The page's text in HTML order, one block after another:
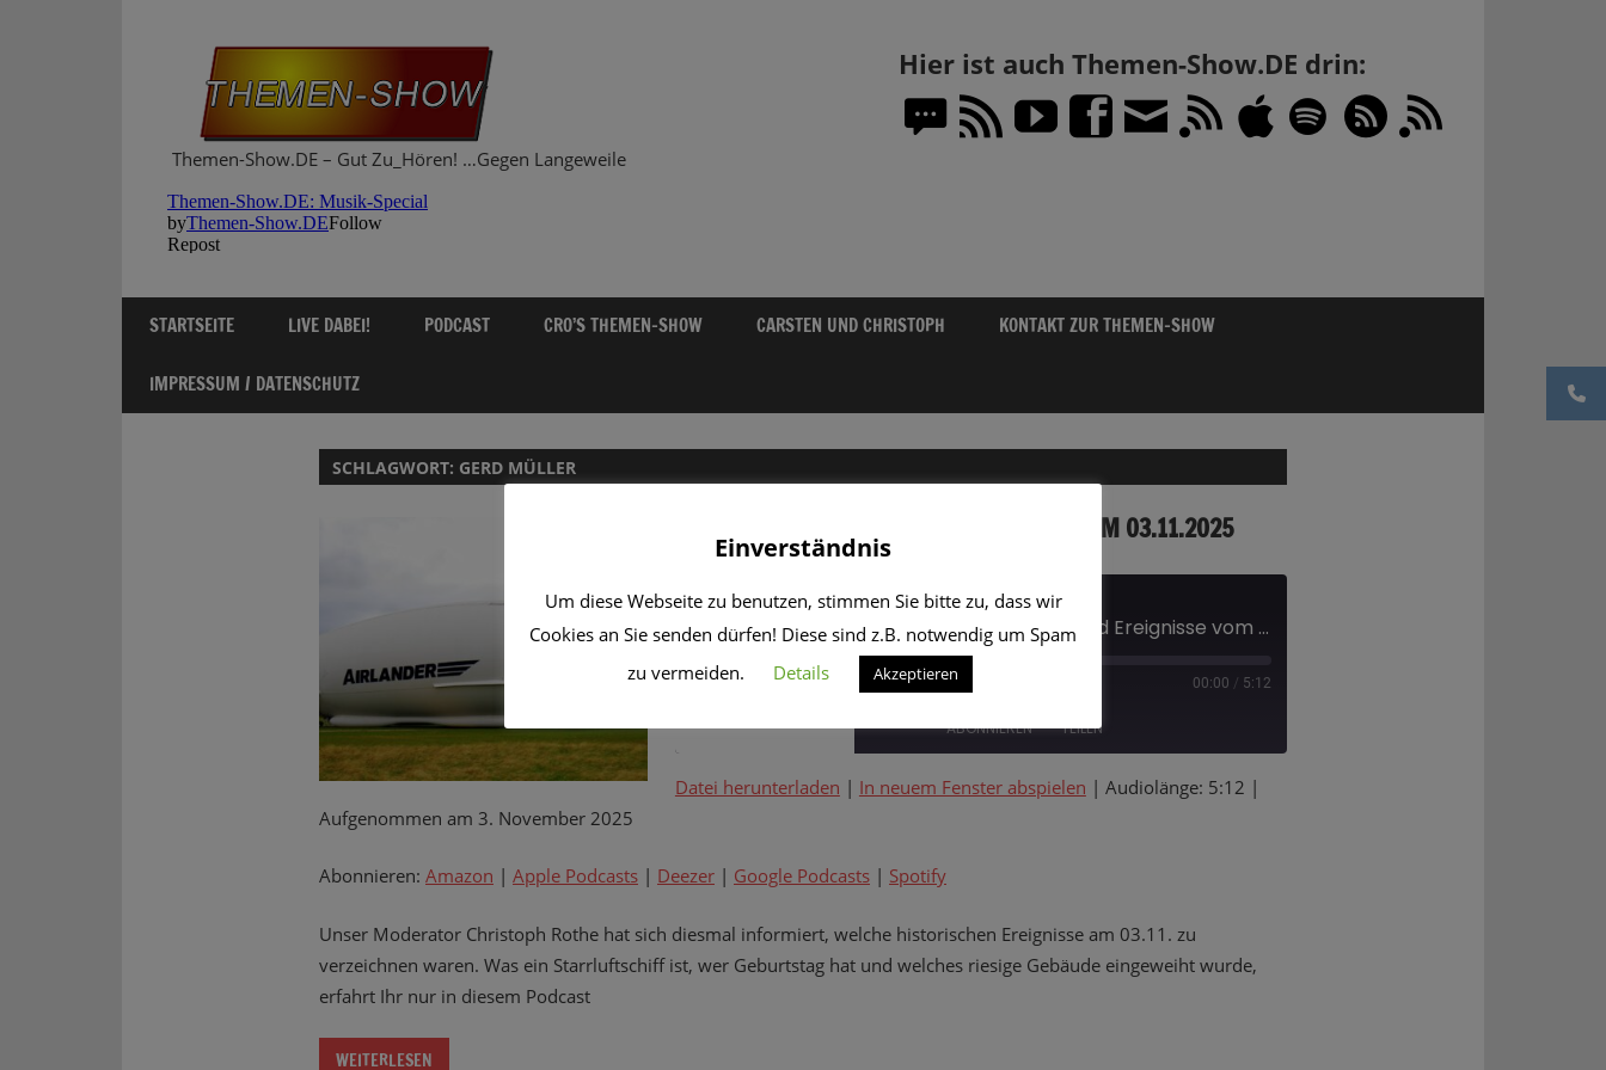
Themen-Show.DE – Gut Zu_Hören! …Gegen Langeweile
Hier ist auch Themen-Show.DE drin:
STARTSEITE LIVE DABEI! PODCAST CRO’S THEMEN-SHOW CARSTEN UND CHRISTOPH KONTAKT ZUR THEMEN-SHOW
IMPRESSUM / DATENSCHUTZ
SCHLAGWORT: GERD MÜLLER
BERÜHMTE MENSCHEN UND EREIGNISSE VOM 03.11.2025
3. November 2025 CRo
Themen-Show.DE
Berühmte Menschen und Ereignisse vom 03.11.2025
PLAY
00:00 / 5:12
ABONNIEREN TEILEN
Amazon Apple Podcasts
RSS FEED
TEILEN
Datei herunterladen | In neuem Fenster abspielen | Audiolänge: 5:12 |
Aufgenommen am 3. November 2025
Abonnieren: Amazon | Apple Podcasts | Deezer | Google Podcasts | Spotify
Unser Moderator Christoph Rothe hat sich diesmal informiert, welche historischen Ereignisse am 03.11. zu
verzeichnen waren. Was ein Starrluftschiff ist, wer Geburtstag hat und welches riesige Gebäude eingeweiht wurde,
erfahrt Ihr nur in diesem Podcast
WEITERLESEN
Einverständnis
Um diese Webseite zu benutzen, stimmen Sie bitte zu, dass wir
Cookies an Sie senden dürfen! Diese sind z.B. notwendig um Spam
zu vermeiden.
Details Akzeptieren